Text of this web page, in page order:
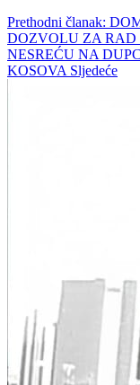
Prethodni članak:
DOZVOLU ZA RAD
NESREĆU NA
KOSOVA Sljedeće